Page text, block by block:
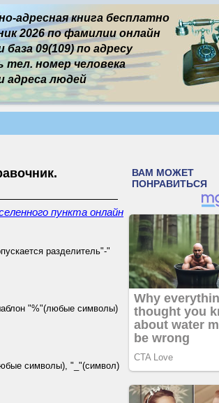
адресная книга бесплатно
2026 по фамилии онлайн
09(109) по адресу
номер человека
людей
пункта онлайн
разделитель"-"
"%"(любые символы)
символы), "_"(символ)